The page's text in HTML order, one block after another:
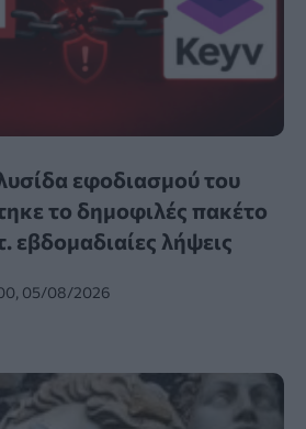
εφοδιασμού του
το δημοφιλές πακέτο
εβδομαδιαίες λήψεις
05/08/2026